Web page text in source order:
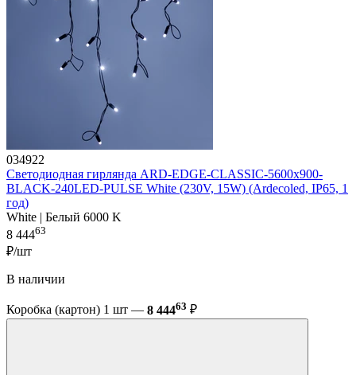
034922
Светодиодная гирлянда ARD-EDGE-CLASSIC-5600x900-
BLACK-240LED-PULSE White (230V, 15W) (Ardecoled, IP65, 1
год)
White | Белый 6000 K
8 44463
₽/шт
В наличии
Коробка (картон) 1 шт — 8 44463 ₽